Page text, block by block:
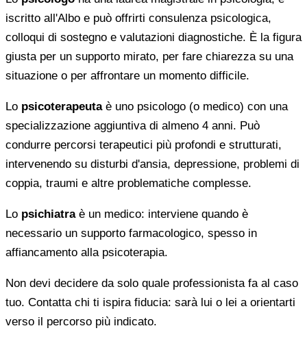
iscritto all'Albo e può offrirti consulenza psicologica,
colloqui di sostegno e valutazioni diagnostiche. È la figura
giusta per un supporto mirato, per fare chiarezza su una
situazione o per affrontare un momento difficile.
Lo psicoterapeutaè uno psicologo (o medico) con una
specializzazione aggiuntiva di almeno 4 anni. Può
condurre percorsi terapeutici più profondi e strutturati,
intervenendo su disturbi d'ansia, depressione, problemi di
coppia, traumi e altre problematiche complesse.
Lo psichiatraè un medico: interviene quando è
necessario un supporto farmacologico, spesso in
affiancamento alla psicoterapia.
Non devi decidere da solo quale professionista fa al caso
tuo. Contatta chi ti ispira fiducia: sarà lui o lei a orientarti
verso il percorso più indicato.